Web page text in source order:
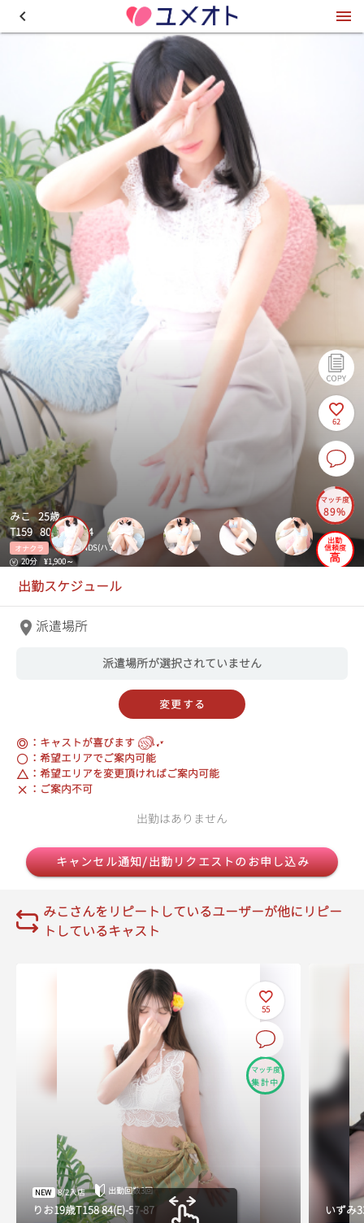
みこ 25歳
T159 80(C)-56-84
オナクラ
横浜HANDS(ハンズ)
20分
¥1,900～
62
マッチ度
89%
出勤
信頼度
高
出勤スケジュール
派遣場所
派遣場所が選択されていません
変更する
：キャストが喜びます
：希望エリアでご案内可能
：希望エリアを変更頂ければご案内可能
：ご案内不可
出勤はありません
キャンセル通知/出勤リクエストのお申し込み
みこさんをリピートしているユーザーが他にリピー
トしているキャスト
55
マッチ度
集計中
NEW 8/2入店 出勤回数3回
りお19歳T15884(E)-57-87 いずみ